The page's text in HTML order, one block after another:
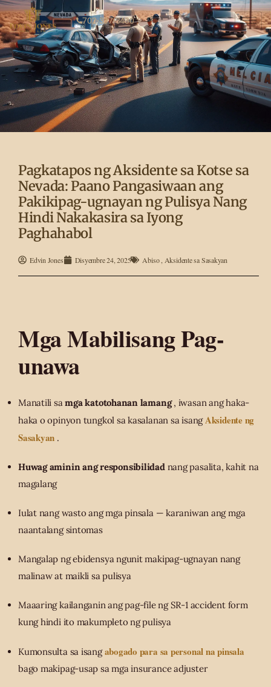
702-337-3430
Pagkatapos ng Aksidente sa Kotse sa
Nevada: Paano Pangasiwaan ang
Pakikipag-ugnayan ng Pulisya Nang
Hindi Nakakasira sa Iyong
Paghahabol
Edvin Jones Disyembre 24, 2025 Abiso, Aksidente sa Sasakyan
Mga Mabilisang Pag-
unawa
Manatili samga katotohanan lamang, iwasan ang haka-
haka o opinyon tungkol sa kasalanan sa isangAksidente ng
Sasakyan .
Huwag aminin ang responsibilidadnang pasalita, kahit na
magalang
Iulat nang wasto ang mga pinsala — karaniwan ang mga
naantalang sintomas
Mangalap ng ebidensya ngunit makipag-ugnayan nang
malinaw at maikli sa pulisya
Maaaring kailanganin ang pag-file ng SR-1 accident form
kung hindi ito makumpleto ng pulisya
Kumonsulta sa isangabogado para sa personal na pinsala
bago makipag-usap sa mga insurance adjuster